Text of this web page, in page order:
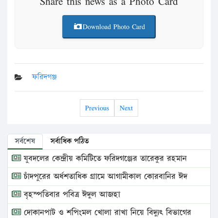
Download Photo Card
ফরিদগঞ্জ
Previous Next
সর্বশেষ সর্বাধিক পঠিত
যুবদলের কেন্দ্রীয় কমিটিতে ফরিদগঞ্জের তারেকুর রহমান
চাঁদপুরের অর্ধশতাধিক গ্রামে আগামীকাল কোরবানির ঈদ
বৃহস্পতিবার পবিত্র ঈদুল আজহা
দোকানপাট ও শপিংমল খোলা রাখা নিয়ে বিদ্যুৎ বিভাগের